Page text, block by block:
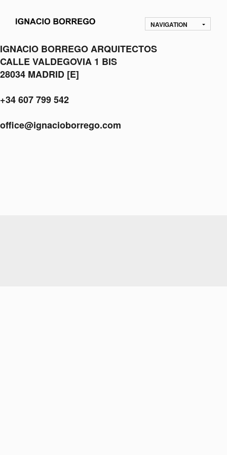
NAVIGATION
IGNACIO BORREGO ARQUITECTOS
CALLE VALDEGOVIA 1 BIS
28034 MADRID [E]
+34 607 799 542
office@ignacioborrego.com